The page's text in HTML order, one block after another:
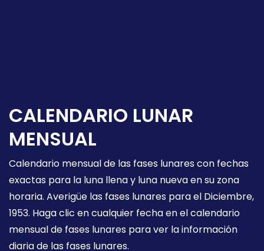
CALENDARIO LUNAR
MENSUAL
Calendario mensual de las fases lunares con fechas
exactas para la luna llena y luna nueva en su zona
horaria. Averigüe las fases lunares para el Diciembre,
1953. Haga clic en cualquier fecha en el calendario
mensual de fases lunares para ver la información
diaria de las fases lunares.